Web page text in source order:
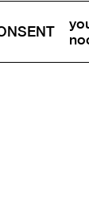
(28.10.
der
und